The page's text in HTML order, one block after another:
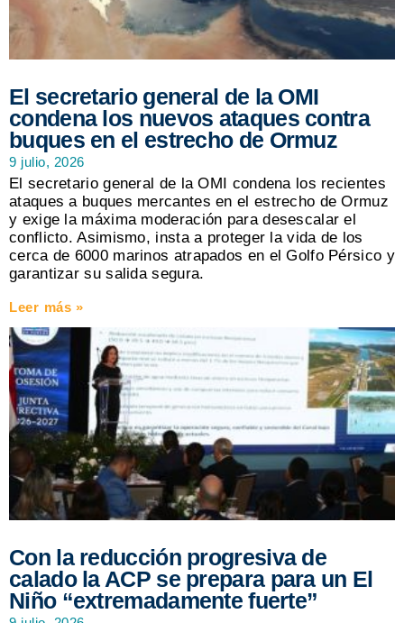
El secretario general de la OMI
condena los nuevos ataques contra
buques en el estrecho de Ormuz
9 julio, 2026
El secretario general de la OMI condena los recientes
ataques a buques mercantes en el estrecho de Ormuz
y exige la máxima moderación para desescalar el
conflicto. Asimismo, insta a proteger la vida de los
cerca de 6000 marinos atrapados en el Golfo Pérsico y
garantizar su salida segura.
Leer más »
Con la reducción progresiva de
calado la ACP se prepara para un El
Niño “extremadamente fuerte”